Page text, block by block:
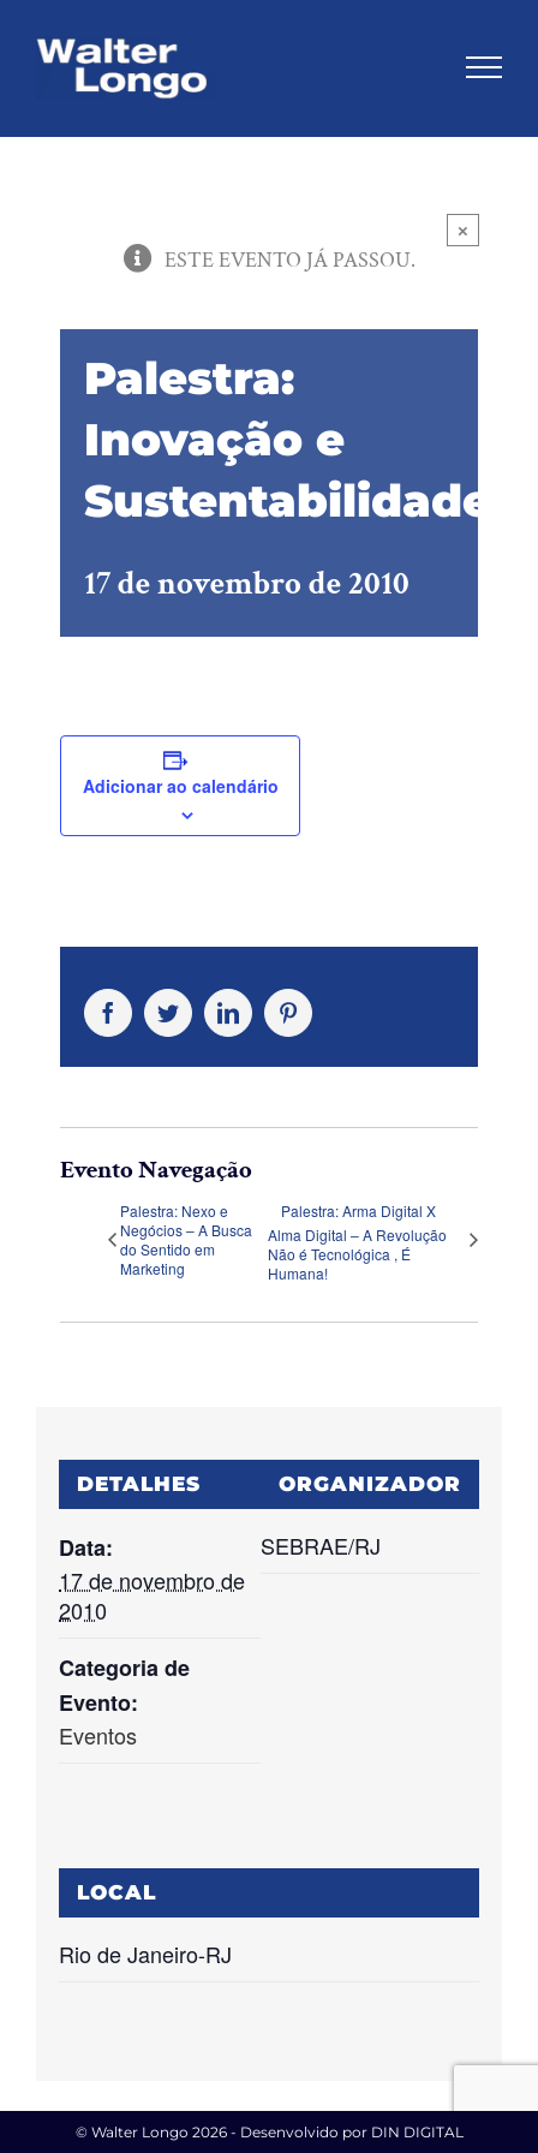
×
ESTE EVENTO JÁ PASSOU.
Palestra:
Inovação e
Sustentabilidade
17 de novembro de 2010
Adicionar ao calendário
FacebookTwitterLinkedInPinterest
Evento Navegação
Palestra: Nexo e
Negócios – A Busca
do Sentido em
Marketing
Palestra: Arma Digital X
Alma Digital – A Revolução
Não é Tecnológica , É
Humana!
DETALHES
Data:
17 de novembro de
2010
Categoria de
Evento:
Eventos
ORGANIZADOR
SEBRAE/RJ
LOCAL
Rio de Janeiro-RJ
© Walter Longo 2026 - Desenvolvido por DIN DIGITAL